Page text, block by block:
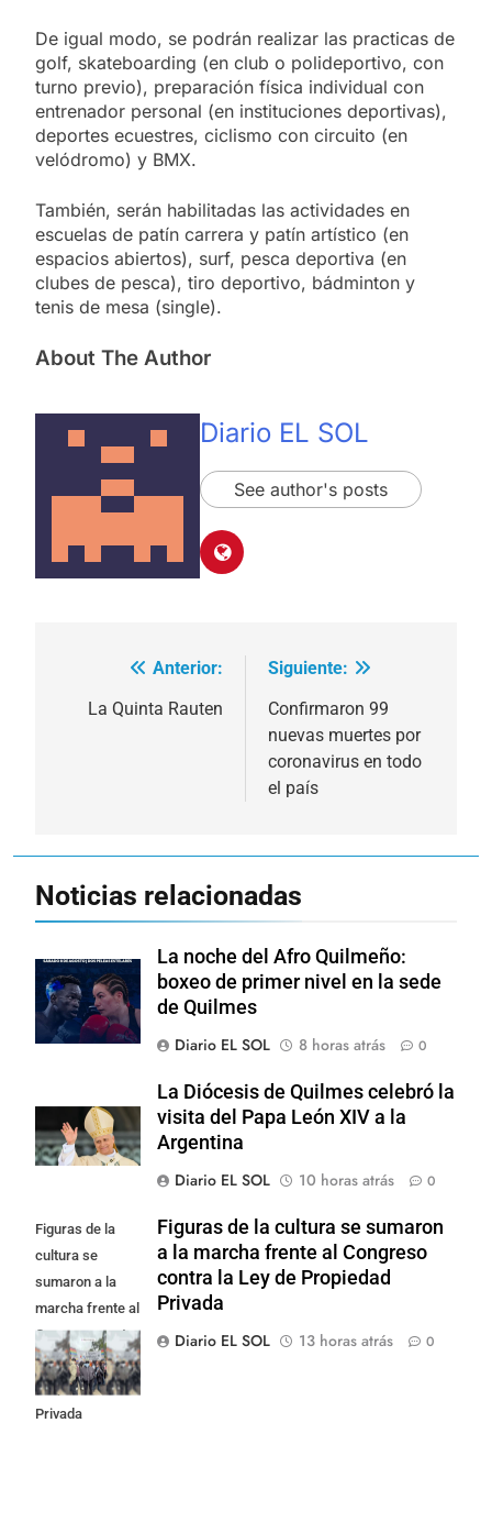
De igual modo, se podrán realizar las practicas de
golf, skateboarding (en club o polideportivo, con
turno previo), preparación física individual con
entrenador personal (en instituciones deportivas),
deportes ecuestres, ciclismo con circuito (en
velódromo) y BMX.
También, serán habilitadas las actividades en
escuelas de patín carrera y patín artístico (en
espacios abiertos), surf, pesca deportiva (en
clubes de pesca), tiro deportivo, bádminton y
tenis de mesa (single).
About The Author
Diario EL SOL
See author's posts
Navegación
Anterior:
La Quinta Rauten
Siguiente:
Confirmaron 99
nuevas muertes por
coronavirus en todo
el país
Noticias relacionadas
La noche del Afro Quilmeño:
boxeo de primer nivel en la sede
de Quilmes
Diario EL SOL
8 horas atrás 0
La Diócesis de Quilmes celebró la
visita del Papa León XIV a la
Argentina
Diario EL SOL
10 horas atrás 0
Figuras de la
cultura se
sumaron a la
marcha frente al
Congreso contra
la Ley de
Propiedad
Privada
Figuras de la cultura se sumaron
a la marcha frente al Congreso
contra la Ley de Propiedad
Privada
Diario EL SOL
13 horas atrás 0